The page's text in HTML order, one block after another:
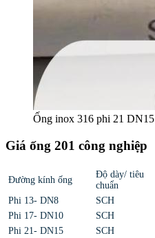
Ống inox 316 phi 21 DN15
Giá ống 201 công nghiệp
Đường kính ống
Độ dày/ tiêu
chuẩn
Phi 13- DN8
SCH
Phi 17- DN10
SCH
Phi 21- DN15
SCH